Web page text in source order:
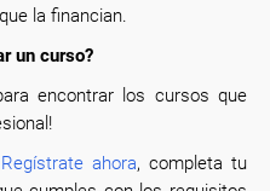
la financian.
un curso?
encontrar los cursos que
Regístrate ahora, completa tu